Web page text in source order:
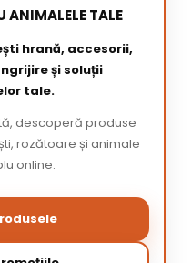
ANIMALELE TALE
hrană, accesorii,
și soluții
tale.
descoperă produse
rozătoare și animale
online.